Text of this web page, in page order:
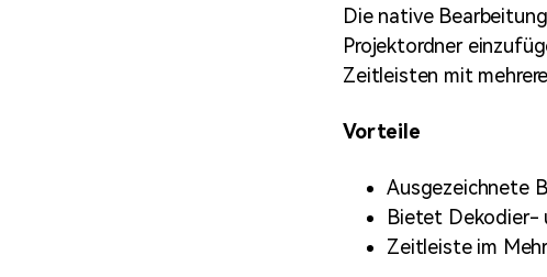
Die native
Projektordner
Zeitleisten mit
Vorteile
Ausgezeichnete
Bietet Dekodier-
Zeitleiste im